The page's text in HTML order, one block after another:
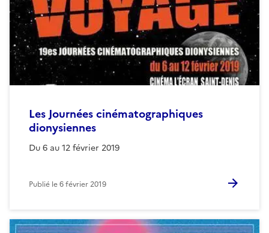
Les Journées cinématographiques
dionysiennes
Du 6 au 12 février 2019
Publié le6 février 2019